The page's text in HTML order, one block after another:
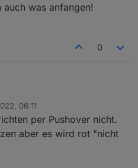
was anfangen!
0
06:11
per Pushover nicht.
aber es wird rot "nicht